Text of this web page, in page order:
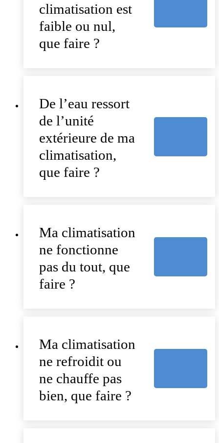
climatisation est
faible ou nul,
que faire ?
De l’eau ressort
de l’unité
extérieure de ma
climatisation,
que faire ?
Ma climatisation
ne fonctionne
pas du tout, que
faire ?
Ma climatisation
ne refroidit ou
ne chauffe pas
bien, que faire ?